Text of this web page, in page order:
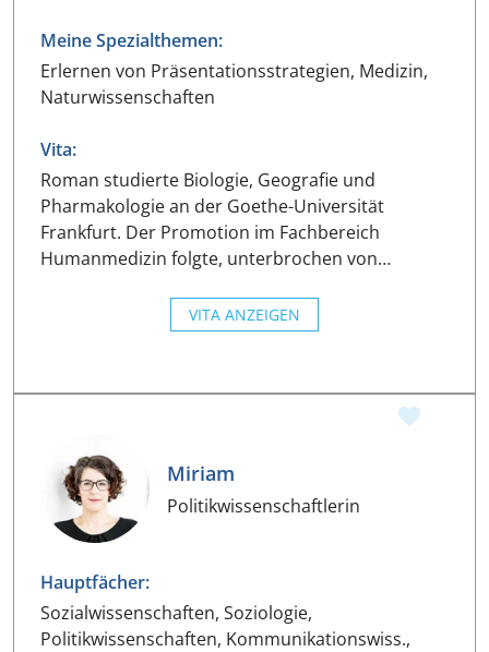
Meine Spezialthemen:
Erlernen von Präsentationsstrategien, Medizin,
Naturwissenschaften
Vita:
Roman studierte Biologie, Geografie und
Pharmakologie an der Goethe-Universität
Frankfurt. Der Promotion im Fachbereich
Humanmedizin folgte, unterbrochen von…
VITA ANZEIGEN
Miriam
Politikwissenschaftlerin
Hauptfächer:
Sozialwissenschaften, Soziologie,
Politikwissenschaften, Kommunikationswiss.,